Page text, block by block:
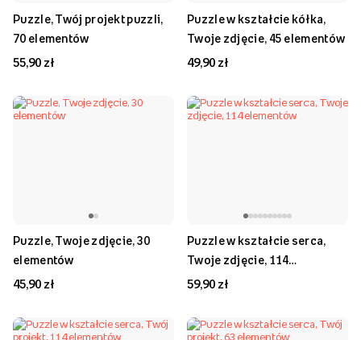
Puzzle, Twój projekt puzzli,
70 elementów
55,90 zł
Puzzle w kształcie kółka,
Twoje zdjęcie, 45 elementów
49,90 zł
Puzzle, Twoje zdjęcie, 30
elementów
45,90 zł
Puzzle w kształcie serca,
Twoje zdjęcie, 114
elementów
59,90 zł